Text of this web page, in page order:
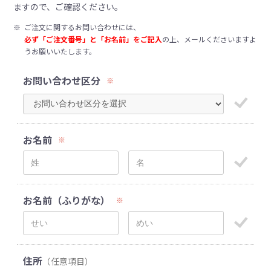
ますので、ご確認ください。
※ ご注文に関するお問い合わせには、
必ず「ご注文番号」と「お名前」をご記入の上、メールくださいますよ
うお願いいたします。
お問い合わせ区分 ※
お名前 ※
お名前（ふりがな） ※
住所 （任意項目）